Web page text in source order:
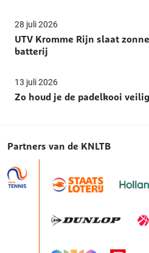
28 juli 2026
UTV Kromme Rijn slaat
batterij
13 juli 2026
Zo houd je de padelkooi
Partners van de KNLTB